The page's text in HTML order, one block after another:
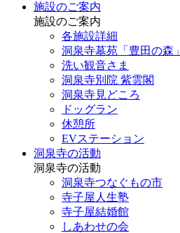
施設のご案内
施設のご案内
各施設詳細
洞泉寺墓苑「豊田の森」
洗い観音さま
洞泉寺別院 紫雲閣
洞泉寺見どころ
ドッグラン
休憩所
EVステーション
洞泉寺の活動
洞泉寺の活動
洞泉寺つなぐもの市
寺子屋人生塾
寺子屋結婚館
しあわせの会